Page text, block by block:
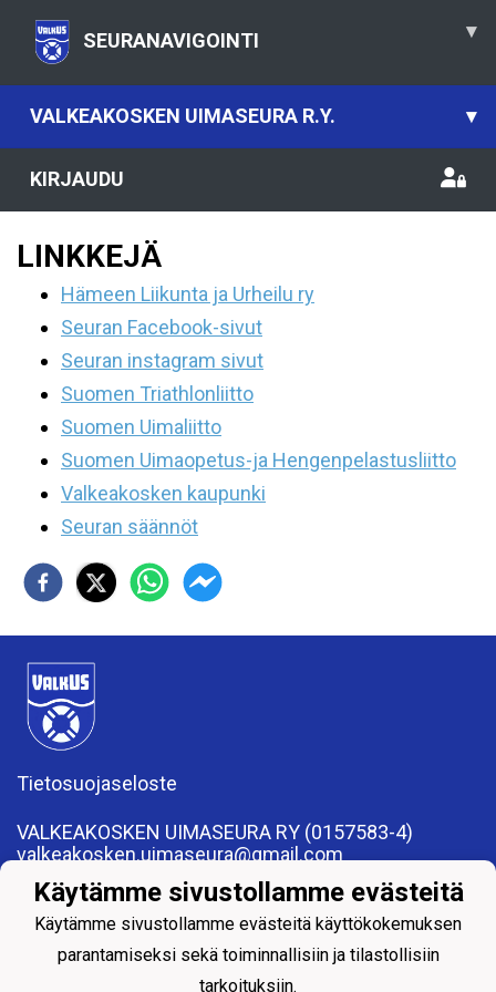
SEURANAVIGOINTI ▾
VALKEAKOSKEN UIMASEURA R.Y. ▾
KIRJAUDU
LINKKEJÄ
Hämeen Liikunta ja Urheilu ry
Seuran Facebook-sivut
Seuran instagram sivut
Suomen Triathlonliitto
Suomen Uimaliitto
Suomen Uimaopetus-ja Hengenpelastusliitto
Valkeakosken kaupunki
Seuran säännöt
Tietosuojaseloste
VALKEAKOSKEN UIMASEURA RY (0157583-4)
valkeakosken.uimaseura@gmail.com
Apiankatu 7, 37600 Valkeakoski
Käytämme sivustollamme evästeitä
Käytämme sivustollamme evästeitä käyttökokemuksen
parantamiseksi sekä toiminnallisiin ja tilastollisiin
tarkoituksiin.